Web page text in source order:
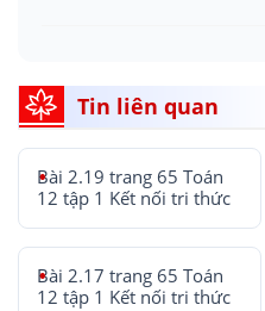
Tin liên quan
Bài 2.19 trang 65 Toán
12 tập 1 Kết nối tri thức
Bài 2.17 trang 65 Toán
12 tập 1 Kết nối tri thức